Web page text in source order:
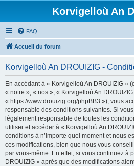
Korvigelloù An
FAQ
Accueil du forum
Korvigelloù An DROUIZIG -
En accédant à « Korvigelloù An DROUIZIG »
« notre », « nos », « Korvigelloù An
« https://www.drouizig.org/phpBB3 »), vous
responsable des conditions suivantes. Si vous
légalement responsable de toutes les
utiliser et accéder à « Korvigelloù An
conditions à n’importe quel moment et nous
ces modifications, bien que nous vous
par vous-même. En effet, si vous continuez à
DROUIZIG » après que des modifications